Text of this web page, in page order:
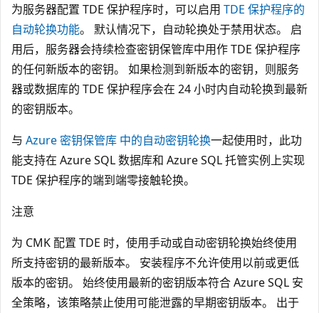
为服务器配置 TDE 保护程序时，可以启用 TDE 保护程序的
自动轮换功能。 默认情况下，自动轮换处于禁用状态。 启
用后，服务器会持续检查密钥保管库中用作 TDE 保护程序
的任何新版本的密钥。 如果检测到新版本的密钥，则服务
器或数据库的 TDE 保护程序会在 24 小时内自动轮换到最新
的密钥版本。
与 Azure 密钥保管库 中的自动密钥轮换一起使用时，此功
能支持在 Azure SQL 数据库和 Azure SQL 托管实例上实现
TDE 保护程序的端到端零接触轮换。
注意
为 CMK 配置 TDE 时，使用手动或自动密钥轮换始终使用
所支持密钥的最新版本。 安装程序不允许使用以前或更低
版本的密钥。 始终使用最新的密钥版本符合 Azure SQL 安
全策略，该策略禁止使用可能泄露的早期密钥版本。 出于